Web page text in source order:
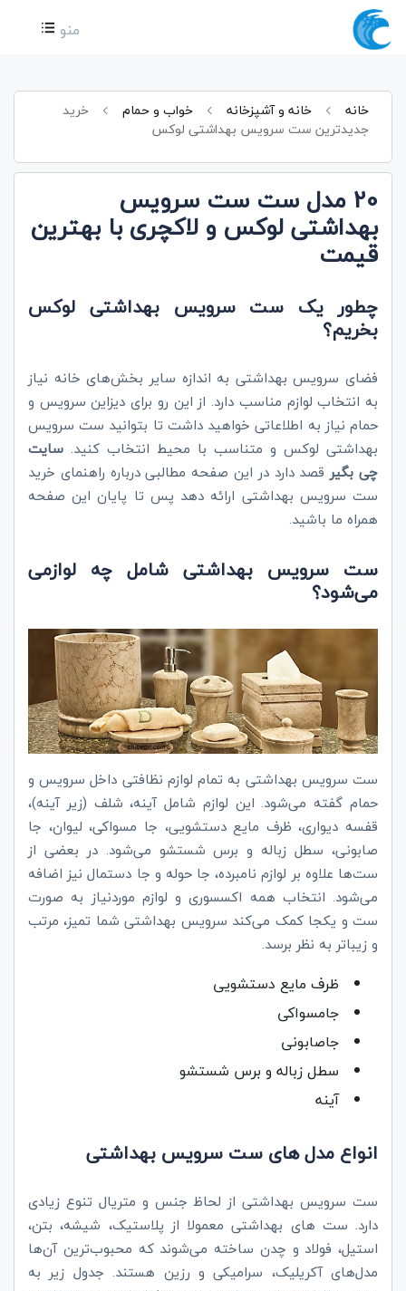
منو
خانه خانه و آشپزخانه خواب و حمام
خرید
جدیدترین ست سرویس بهداشتی لوکس
20 مدل ست ست سرویس
بهداشتی لوکس و لاکچری با بهترین
قیمت
چطور یک ست سرویس بهداشتی لوکس
بخریم؟
فضای سرویس بهداشتی به اندازه سایر بخش‌های خانه نیاز
به انتخاب لوازم مناسب دارد. از این رو برای دیزاین سرویس و
حمام نیاز به اطلاعاتی خواهید داشت تا بتوانید ست سرویس
بهداشتی لوکس و متناسب با محیط انتخاب کنید. سایت
چی بگیر قصد دارد در این صفحه مطالبی درباره راهنمای خرید
ست سرویس بهداشتی ارائه دهد پس تا پایان این صفحه
همراه ما باشید.
ست سرویس بهداشتی شامل چه لوازمی
می‌شود؟
ست سرویس بهداشتی به تمام لوازم نظافتی داخل سرویس و
حمام گفته می‌شود. این لوازم شامل آینه، شلف (زیر آینه)،
قفسه دیواری، ظرف مایع دستشویی، جا مسواکی، لیوان، جا
صابونی، سطل زباله و برس شستشو می‌شود. در بعضی از
ست‌ها علاوه بر لوازم نامبرده، جا حوله و جا دستمال نیز اضافه
می‌شود. انتخاب همه اکسسوری و لوازم موردنیاز به صورت
ست و یکجا کمک می‌کند سرویس بهداشتی شما تمیز، مرتب
و زیباتر به نظر برسد.
ظرف مایع دستشویی
جامسواکی
جاصابونی
سطل زباله و برس شستشو
آینه
انواع مدل های ست سرویس بهداشتی
ست سرویس بهداشتی از لحاظ جنس و متریال تنوع زیادی
دارد. ست های بهداشتی معمولا از پلاستیک، شیشه، بتن،
استیل، فولاد و چدن ساخته می‌شوند که محبوب‌ترین آن‌ها
مدل‌های آکریلیک، سرامیکی و رزین هستند. جدول زیر به